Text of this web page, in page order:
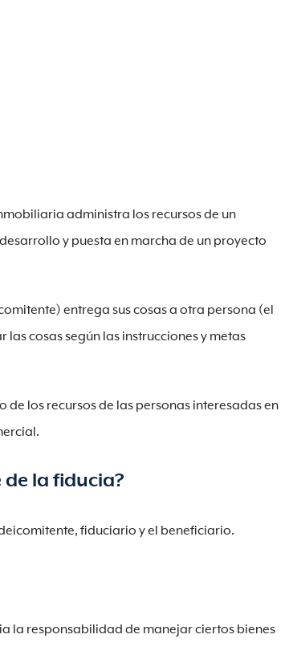
administra los recursos de un
y puesta en marcha de un proyecto
entrega sus cosas a otra persona (el
cosas según las instrucciones y metas
los recursos de las personas interesadas en
la fiducia?
fiduciario y el beneficiario.
la responsabilidad de manejar ciertos bienes